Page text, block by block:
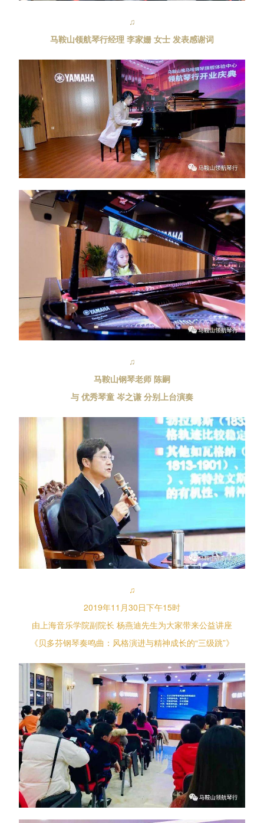
♫
马鞍山领航琴行经理 李家姗 女士 发表感谢词
♫
马鞍山钢琴老师 陈嗣
与 优秀琴童 岑之谦 分别上台演奏
♫
2019年11月30日下午15时
由上海音乐学院副院长 杨燕迪先生为大家带来公益讲座
《贝多芬钢琴奏鸣曲：风格演进与精神成长的“三级跳”》